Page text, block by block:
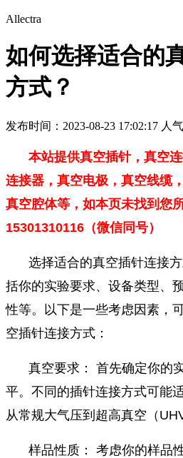
Allectra
如何选择适合的
方式？
发布时间：2023-08-23 17:02:17 人
本站提供真空插针，真空
连接器，真空电极，真空线缆
真空腔体等，如本页未找到您
15301310116（微信同号）
选择适合的真空插针连接
括你的实验要求、设备类型、
性等。以下是一些考虑因素，
空插针连接方式：
真空要求： 首先确定你的
平。不同的插针连接方式可能
从常规大气压到超高真空（
样品性质： 考虑你的样品